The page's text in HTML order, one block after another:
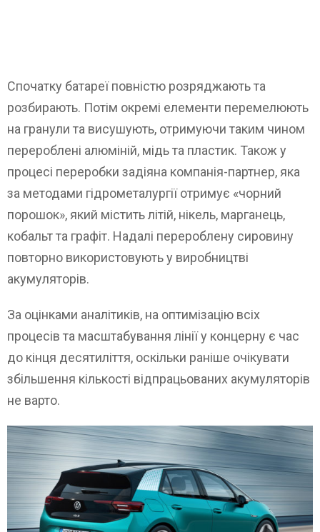
Спочатку батареї повністю розряджають та
розбирають. Потім окремі елементи перемелюють
на гранули та висушують, отримуючи таким чином
перероблені алюміній, мідь та пластик. Також у
процесі переробки задіяна компанія-партнер, яка
за методами гідрометалургії отримує «чорний
порошок», який містить літій, нікель, марганець,
кобальт та графіт. Надалі перероблену сировину
повторно використовують у виробництві
акумуляторів.
За оцінками аналітиків, на оптимізацію всіх
процесів та масштабування лінії у концерну є час
до кінця десятиліття, оскільки раніше очікувати
збільшення кількості відпрацьованих акумуляторів
не варто.